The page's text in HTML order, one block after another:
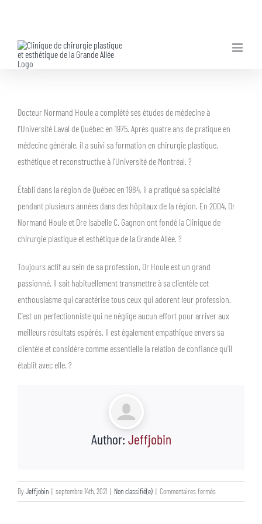
content
Docteur Normand Houle a complété ses études de médecine à
l’Université Laval de Québec en 1975. Après quatre ans de pratique en
médecine générale, il a suivi sa formation en chirurgie plastique,
esthétique et reconstructive à l’Université de Montréal. ?
Établi dans la région de Québec en 1984, il a pratiqué sa spécialité
pendant plusieurs années dans des hôpitaux de la région. En 2004, Dr
Normand Houle et Dre Isabelle C. Gagnon ont fondé la Clinique de
chirurgie plastique et esthétique de la Grande Allée. ?
Toujours actif au sein de sa profession, Dr Houle est un grand
passionné. Il sait habituellement transmettre à sa clientèle cet
enthousiasme qui caractérise tous ceux qui adorent leur profession.
C’est un perfectionniste qui ne néglige aucun effort pour arriver aux
meilleurs résultats espérés. Il est également empathique envers sa
clientèle et considère comme essentielle la relation de confiance qu’il
établit avec elle. ?
Author: Jeffjobin
ByJeffjobin | septembre 14th, 2021 | Non classifié(e) | Commentaires ferméssur